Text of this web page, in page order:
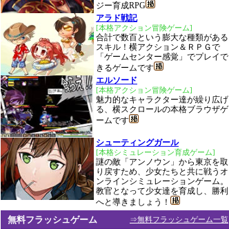
ジー育成RPG
アラド戦記
[本格アクション冒険ゲーム]
合計で数百という膨大な種類がある
スキル！横アクション＆ＲＰＧで
「ゲームセンター感覚」でプレイで
きるゲームです
エルソード
[本格アクション冒険ゲーム]
魅力的なキャラクター達が繰り広げ
る、横スクロールの本格ブラウザゲ
ームです
シューティングガール
[本格シミュレーション育成ゲーム]
謎の敵「アンノウン」から東京を取
り戻すため、少女たちと共に戦うオ
ンラインシミュレーションゲーム。
教官となって少女達を育成し、勝利
へと導きましょう！
⇒無料フラッシュゲーム一覧
無料フラッシュゲーム